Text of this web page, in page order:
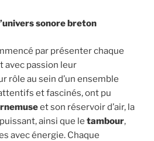
sonore breton
par présenter chaque
avec passion leur
rôle au sein d’un ensemble
et fascinés, ont pu
et son réservoir d’air, la
ainsi que le tambour,
avec énergie. Chaque